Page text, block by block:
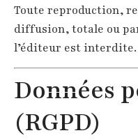
Toute reproduction,
diffusion, totale ou
l’éditeur est interdite.
Données
(RGPD)